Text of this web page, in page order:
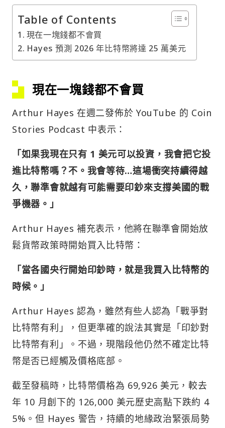
Table of Contents
現在一塊錢都不會買
Hayes 預測 2026 年比特幣將達 25 萬美元
現在一塊錢都不會買
Arthur Hayes 在週二發佈於 YouTube 的 Coin
Stories Podcast 中表示：
「如果我現在只有 1 美元可以投資，我會把它投
進比特幣嗎？不。我會等待…這場衝突持續得越
久，聯準會就越有可能需要印鈔來支撐美國的戰
爭機器。」
Arthur Hayes 補充表示，他將在聯準會開始放
鬆貨幣政策時開始買入比特幣：
「當各國央行開始印鈔時，就是我買入比特幣的
時候。」
Arthur Hayes 認為，雖然有些人認為「戰爭對
比特幣有利」，但更準確的說法其實是「印鈔對
比特幣有利」。不過，現階段他仍然不確定比特
幣是否已經觸及價格底部。
截至發稿時，比特幣價格為 69,926 美元，較去
年 10 月創下的 126,000 美元歷史高點下跌約 4
5%。但 Hayes 警告，持續的地緣政治緊張局勢